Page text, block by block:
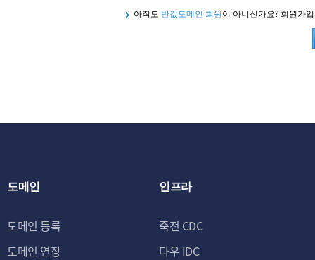
아직도 반값도메인 회원 이 아니신가요? 회원가
도메인
도메인 등록
도메인 연장
인프라
죽전 CDC
다우 IDC